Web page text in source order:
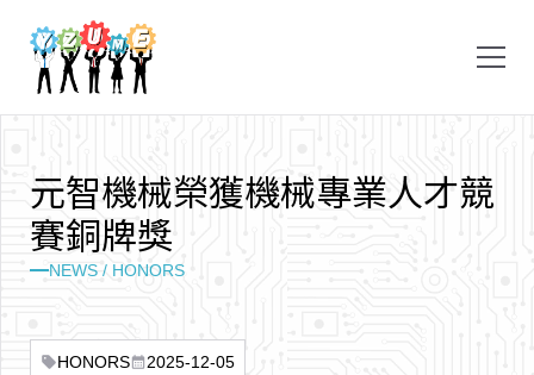
NEWS / HONORS
元智機械榮獲機械專業人才競
賽銅牌獎
sellHONORScalendar_month 2025-12-05